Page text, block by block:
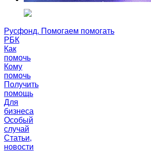
Русфонд. Помогаем помогать
РБК
Как
помочь
Кому
помочь
Получить
помощь
Для
бизнеса
Особый
случай
Статьи,
новости